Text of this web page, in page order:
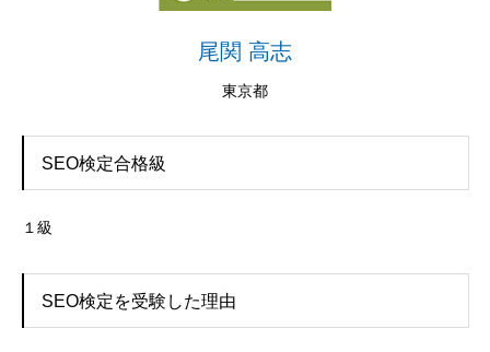
尾関 高志
東京都
SEO検定合格級
１級
SEO検定を受験した理由